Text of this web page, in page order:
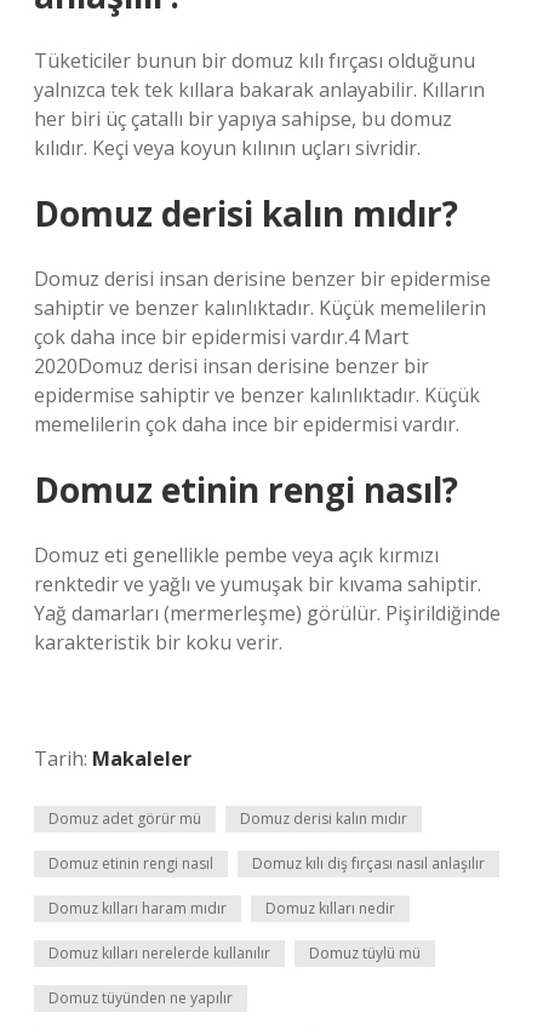
Tüketiciler bunun bir domuz kılı fırçası olduğunu
yalnızca tek tek kıllara bakarak anlayabilir. Kılların
her biri üç çatallı bir yapıya sahipse, bu domuz
kılıdır. Keçi veya koyun kılının uçları sivridir.
Domuz derisi kalın mıdır?
Domuz derisi insan derisine benzer bir epidermise
sahiptir ve benzer kalınlıktadır. Küçük memelilerin
çok daha ince bir epidermisi vardır.4 Mart
2020Domuz derisi insan derisine benzer bir
epidermise sahiptir ve benzer kalınlıktadır. Küçük
memelilerin çok daha ince bir epidermisi vardır.
Domuz etinin rengi nasıl?
Domuz eti genellikle pembe veya açık kırmızı
renktedir ve yağlı ve yumuşak bir kıvama sahiptir.
Yağ damarları (mermerleşme) görülür. Pişirildiğinde
karakteristik bir koku verir.
Tarih: Makaleler
Domuz adet görür mü Domuz derisi kalın mıdır
Domuz etinin rengi nasıl Domuz kılı diş fırçası nasıl anlaşılır
Domuz kılları haram mıdır Domuz kılları nedir
Domuz kılları nerelerde kullanılır Domuz tüylü mü
Domuz tüyünden ne yapılır